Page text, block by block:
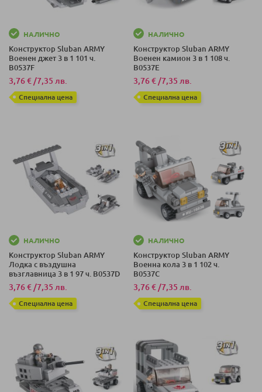
НАЛИЧНО
Конструктор Sluban ARMY
Военен джет 3 в 1 101 ч.
B0537F
3,76 € /7,35 лв.
Специална цена
НАЛИЧНО
Конструктор Sluban ARMY
Военен камион 3 в 1 108 ч.
B0537E
3,76 € /7,35 лв.
Специална цена
НАЛИЧНО
Конструктор Sluban ARMY
Лодка с въздушна
възглавница 3 в 1 97 ч. B0537D
3,76 €/7,35 лв.
Специална цена
НАЛИЧНО
Конструктор Sluban ARMY
Военна кола 3 в 1 102 ч.
B0537C
3,76 €/7,35 лв.
Специална цена